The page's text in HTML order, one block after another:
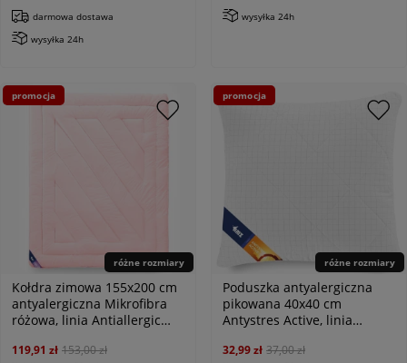
darmowa dostawa
wysyłka 24h
wysyłka 24h
różne rozmiary
Kołdra zimowa 155x200 cm
antyalergiczna Mikrofibra
różowa, linia Antiallergic
119,91 zł 153,00 zł
promocja
różne rozmiary
Poduszka antyalergiczna
pikowana 40x40 cm
Antystres Active, linia
32,99 zł 37,00 zł
promocja